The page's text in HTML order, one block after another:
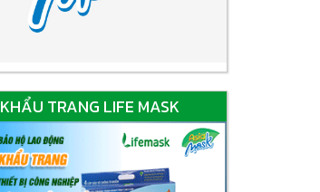
KHẨU TRANG LIFE MASK